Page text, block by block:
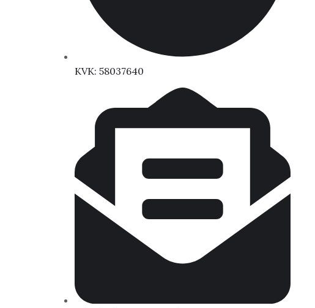
KVK: 58037640